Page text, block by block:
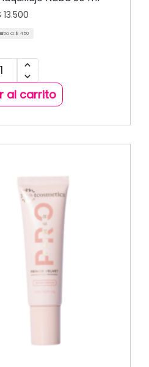
13.500
a: $ 450
al carrito